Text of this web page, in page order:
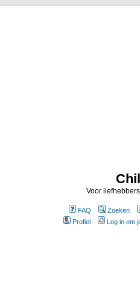
Voor
FAQ Zoeken
Profiel
Log in om